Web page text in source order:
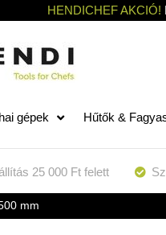
HENDICHEF AKCIÓ!
gépek Hűtők &
25 000 Ft felett
mm